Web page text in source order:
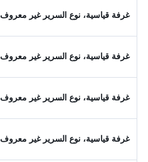
غرفة قياسية، نوع السرير غير معروف
غرفة قياسية، نوع السرير غير معروف
غرفة قياسية، نوع السرير غير معروف
غرفة قياسية، نوع السرير غير معروف